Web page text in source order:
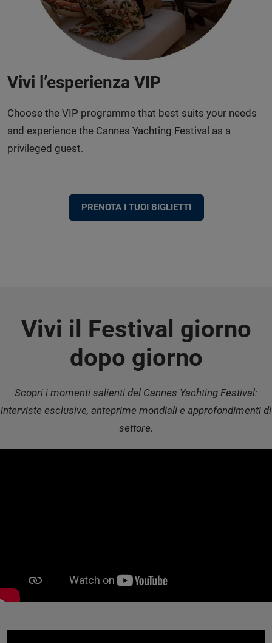
Vivi l’esperienza VIP
Choose the VIP programme that best suits your needs
and experience the Cannes Yachting Festival as a
privileged guest.
PRENOTA I TUOI BIGLIETTI
Vivi il Festival giorno
dopo giorno
Scopri i momenti salienti del Cannes Yachting Festival:
interviste esclusive, anteprime mondiali e approfondimenti di
settore.